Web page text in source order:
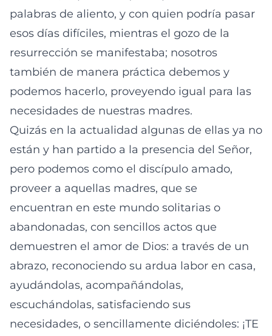
palabras de aliento, y con quien podría pasar
esos días difíciles, mientras el gozo de la
resurrección se manifestaba; nosotros
también de manera práctica debemos y
podemos hacerlo, proveyendo igual para las
necesidades de nuestras madres.
Quizás en la actualidad algunas de ellas ya no
están y han partido a la presencia del Señor,
pero podemos como el discípulo amado,
proveer a aquellas madres, que se
encuentran en este mundo solitarias o
abandonadas, con sencillos actos que
demuestren el amor de Dios: a través de un
abrazo, reconociendo su ardua labor en casa,
ayudándolas, acompañándolas,
escuchándolas, satisfaciendo sus
necesidades, o sencillamente diciéndoles: ¡TE